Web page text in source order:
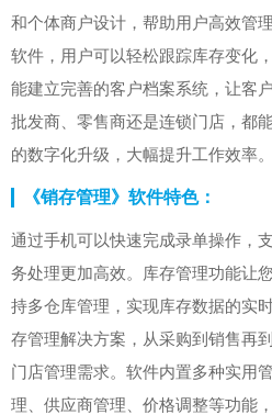
和个体商户设计，帮助用户高效管
软件，用户可以轻松跟踪库存变化
能建立完善的客户档案系统，让客
批发商、零售商还是连锁门店，都
的数字化升级，大幅提升工作效率。
《销存管理》软件特色：
通过手机可以快速完成录单操作，
务处理更加高效。库存管理功能让
持多仓库管理，实现库存数据的实
存管理解决方案，从采购到销售再
门店管理需求。软件内置多种实用
理、供应商管理、价格调整等功能